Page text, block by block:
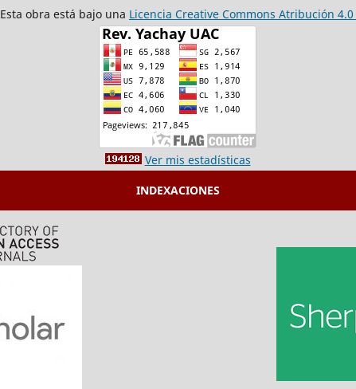
Esta obra está bajo una Licencia Creative Commons Atribución
Ver mis estadísticas
INDEXACIONES